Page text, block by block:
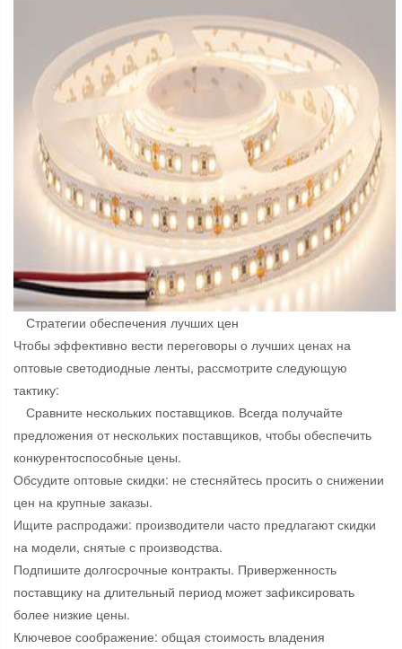
Стратегии обеспечения лучших цен
Чтобы эффективно вести переговоры о лучших ценах на
оптовые светодиодные ленты, рассмотрите следующую
тактику:
Сравните нескольких поставщиков. Всегда получайте
предложения от нескольких поставщиков, чтобы обеспечить
конкурентоспособные цены.
Обсудите оптовые скидки: не стесняйтесь просить о снижении
цен на крупные заказы.
Ищите распродажи: производители часто предлагают скидки
на модели, снятые с производства.
Подпишите долгосрочные контракты. Приверженность
поставщику на длительный период может зафиксировать
более низкие цены.
Ключевое соображение: общая стоимость владения